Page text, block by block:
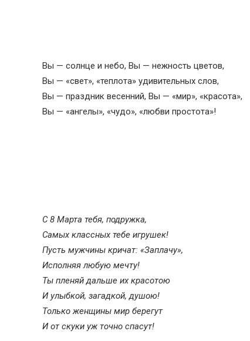
Вы — солнце и небо, Вы — нежность цветов,
Вы — «свет», «теплота» удивительных слов,
Вы — праздник весенний, Вы — «мир», «красота»,
Вы — «ангелы», «чудо», «любви простота»!
С 8 Марта тебя, подружка,
Самых классных тебе игрушек!
Пусть мужчины кричат: «Заплачу»,
Исполняя любую мечту!
Ты пленяй дальше их красотою
И улыбкой, загадкой, душою!
Только женщины мир берегут
И от скуки уж точно спасут!